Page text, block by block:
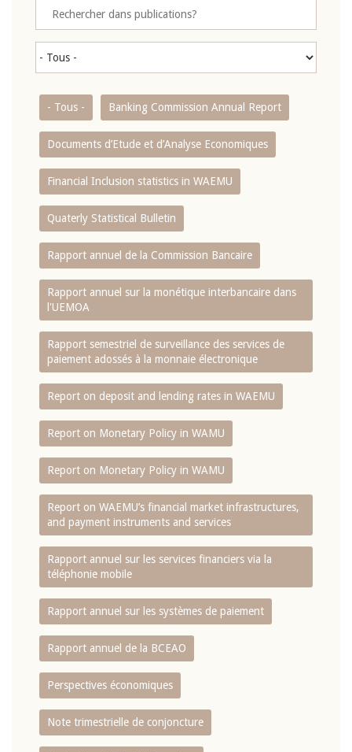
- Tous - Banking Commission Annual Report
Documents d’Etude et d’Analyse Economiques
Financial Inclusion statistics in WAEMU
Quaterly Statistical Bulletin
Rapport annuel de la Commission Bancaire
Rapport annuel sur la monétique interbancaire dans
l'UEMOA
Rapport semestriel de surveillance des services de
paiement adossés à la monnaie électronique
Report on deposit and lending rates in WAEMU
Report on Monetary Policy in WAMU
Report on Monetary Policy in WAMU
Report on WAEMU’s financial market infrastructures,
and payment instruments and services
Rapport annuel sur les services financiers via la
téléphonie mobile
Rapport annuel sur les systèmes de paiement
Rapport annuel de la BCEAO
Perspectives économiques
Note trimestrielle de conjoncture